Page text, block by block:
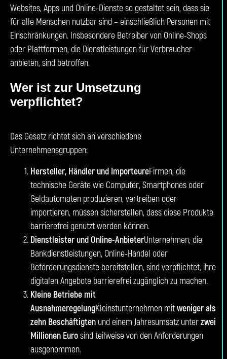
Websites, Apps und Online-Dienste so gestaltet sein, dass sie
für alle Menschen nutzbar sind – einschließlich Personen mit
Einschränkungen. Insbesondere Betreiber von Online-Shops
oder Plattformen, die Dienstleistungen für Verbraucher
anbieten, sind betroffen.
Wer ist zur Umsetzung
verpflichtet?
Das Gesetz richtet sich an verschiedene
Unternehmensgruppen:
Hersteller, Händler und ImporteureFirmen, die
technische Geräte wie Computer, Smartphones oder
Geldautomaten produzieren, vertreiben oder
importieren, müssen sicherstellen, dass diese Produkte
barrierefrei genutzt werden können.
Dienstleister und Online-AnbieterUnternehmen, die
Bankdienstleistungen, Online-Handel oder
Beförderungsdienste bereitstellen, sind verpflichtet, ihre
digitalen Angebote barrierefrei zugänglich zu machen.
Kleine Betriebe mit
AusnahmeregelungKleinstunternehmen mitweniger als
zehn Beschäftigten und einem Jahresumsatz unterzwei
Millionen Eurosind teilweise von den Anforderungen
ausgenommen.